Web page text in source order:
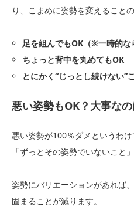
り、こまめに姿勢を変えること
足を組んでもOK（※一時的な
ちょっと背中を丸めてもOK
とにかく“じっとし続けない”
悪い姿勢もOK？大事な
悪い姿勢が100％ダメというわけ
「ずっとその姿勢でいないこと
姿勢にバリエーションがあれば
固まることが減ります。